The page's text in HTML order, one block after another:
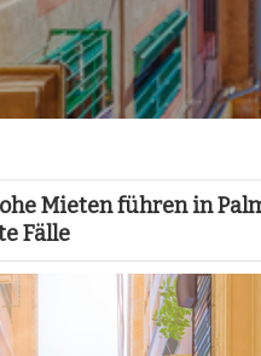
Mieten führen in
Fälle